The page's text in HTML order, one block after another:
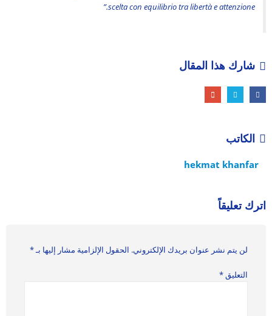
scelta con equilibrio tra libertà e attenzione.”
شارك هذا المقال
الكاتب
hekmat khanfar
اترك تعليقاً
لن يتم نشر عنوان بريدك الإلكتروني. الحقول الإلزامية مشار إليها بـ*
التعليق *